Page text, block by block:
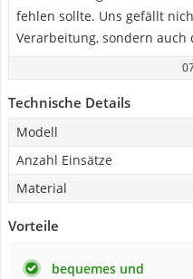
fehlen sollte. Uns gefällt
Verarbeitung, sondern auch
Technische Details
Modell
Anzahl Einsätze
Material
Vorteile
bequemes und